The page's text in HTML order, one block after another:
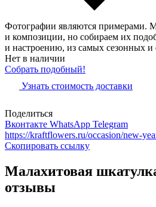
Фотографии являются примерами.
и композиции, но собираем их
и настроению, из самых сезонных и
Нет в наличии
Собрать подобный!
Узнать стоимость доставки
Поделиться
Вконтакте WhatsApp Telegram
https://kraftflowers.ru/occasion/new-
Скопировать ссылку
Малахитовая
отзывы